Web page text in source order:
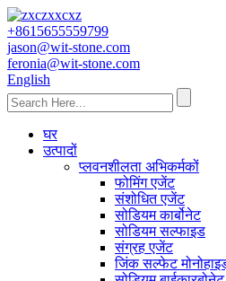
+8615655559799
jason@wit-stone.com
feronia@wit-stone.com
English
घर
उत्पादों
प्लवनशीलता अभिकर्मकों
फोमिंग एजेंट
संशोधित एजेंट
सोडियम कार्बोनेट
सोडियम सल्फाइड
संग्रह एजेंट
जिंक सल्फेट